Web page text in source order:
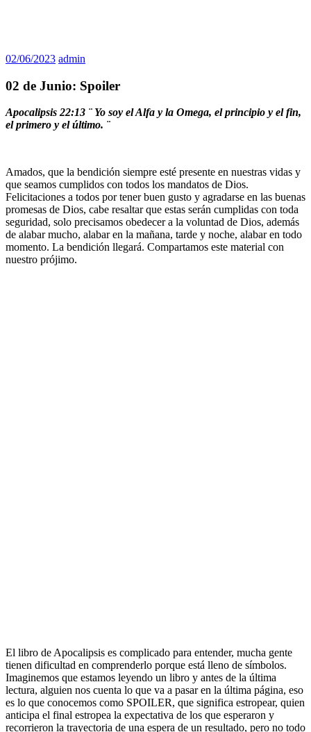
02/06/2023 admin
02 de Junio: Spoiler
Apocalipsis 22:13 ¨ Yo soy el Alfa y la Omega, el principio y el fin,
el primero y el último. ¨
Amados, que la bendición siempre esté presente en nuestras vidas y
que seamos cumplidos con todos los mandatos de Dios.
Felicitaciones a todos por tener buen gusto y agradarse en las buenas
promesas de Dios, cabe resaltar que estas serán cumplidas con toda
seguridad, solo precisamos obedecer a la voluntad de Dios, además
de alabar mucho, alabar en la mañana, tarde y noche, alabar en todo
momento. La bendición llegará. Compartamos este material con
nuestro prójimo.
El libro de Apocalipsis es complicado para entender, mucha gente
tienen dificultad en comprenderlo porque está lleno de símbolos.
Imaginemos que estamos leyendo un libro y antes de la última
lectura, alguien nos cuenta lo que va a pasar en la última página, eso
es lo que conocemos como SPOILER, que significa estropear, quien
anticipa el final estropea la expectativa de los que esperaron y
recorrieron la trayectoria de una espera de un resultado, pero no todo